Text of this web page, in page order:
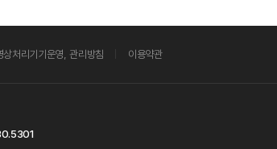
상처리기기운영, 관리방침 이용약관